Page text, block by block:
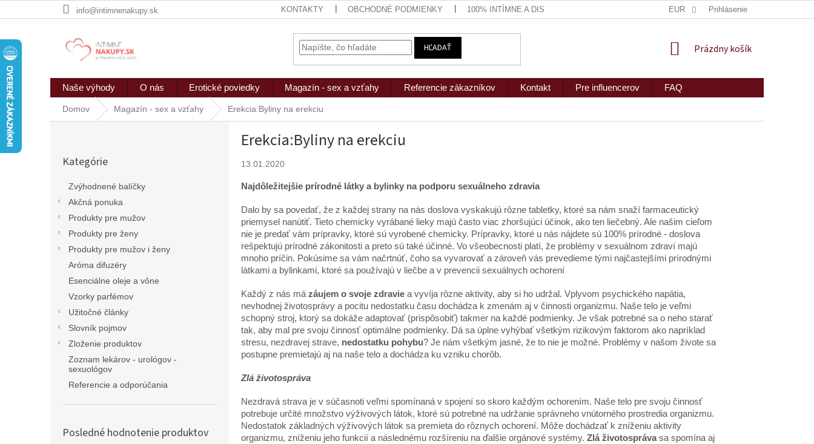
na
info@intimnenakupy.sk KONTAKTY OBCHODNÉ PODMIENKY 100% INTÍMNE A DISKRÉTNE ZASLANIE MAPA SERVERU 2PEOPLE S.R.O.
EUR Prihlásenie
HĽADAŤ
NÁKUPNÝ
Prázdny košík
Naše výhody O nás Erotické poviedky Magazín - sex a vzťahy Referencie zákazníkov Kontakt Pre influencerov FAQ
Domov Magazín - sex a vzťahy Erekcia:Byliny na erekciu
kategórie
Kategórie
Zvýhodnené balíčky
Akčná ponuka
Produkty pre mužov
Produkty pre ženy
Produkty pre mužov i ženy
Aróma difuzéry
Esenciálne oleje a vône
Vzorky parfémov
Užitočné články
Slovník pojmov
Zloženie produktov
Zoznam lekárov - urológov -
sexuológov
Referencie a odporúčania
Posledné hodnotenie produktov
Erekcia:Byliny na erekciu
13.01.2020
Najdôležitejšie prírodné látky a bylinky na podporu sexuálneho zdravia
Dalo by sa povedať, že z každej strany na nás doslova vyskakujú rôzne tabletky, ktoré sa nám snaží farmaceutický
priemysel nanútiť. Tieto chemicky vyrábané lieky majú často viac zhoršujúci účinok, ako ten liečebný. Ale našim cieľom
nie je predať vám prípravky, ktoré sú vyrobené chemicky. Prípravky, ktoré u nás nájdete sú 100% prírodné - doslova
rešpektujú prírodné zákonitosti a preto sú také účinné. Vo všeobecnosti platí, že problémy v sexuálnom zdraví majú
mnoho príčin. Pokúsime sa vám načrtnúť, čoho sa vyvarovať a zároveň vás prevedieme tými najčastejšími prírodnými
látkami a bylinkami, ktoré sa používajú v liečbe a v prevencii sexuálnych ochorení
Každý z nás má záujem o svoje zdravie a vyvíja rôzne aktivity, aby si ho udržal. Vplyvom psychického napätia,
nevhodnej životosprávy a pocitu nedostatku času dochádza k zmenám aj v činnosti organizmu. Naše telo je veľmi
schopný stroj, ktorý sa dokáže adaptovať (prispôsobiť) takmer na každé podmienky. Je však potrebné sa o neho starať
tak, aby mal pre svoju činnosť optimálne podmienky. Dá sa úplne vyhýbať všetkým rizikovým faktorom ako napríklad
stresu, nezdravej strave, nedostatku pohybu? Je nám všetkým jasné, že to nie je možné. Problémy v našom živote sa
postupne premietajú aj na naše telo a dochádza ku vzniku chorôb.
Zlá životospráva
Nezdravá strava je v súčasnoti veľmi spomínaná v spojení so skoro každým ochorením. Naše telo pre svoju činnosť
potrebuje určité množstvo výživových látok, ktoré sú potrebné na udržanie správneho vnútorného prostredia organizmu.
Nedostatok základných výživových látok sa premieta do rôznych ochorení. Môže dochádzať k zníženiu aktivity
organizmu, zníženiu jeho funkcií a následnému rozšíreniu na ďalšie orgánové systémy. Zlá životosprávasa spomína aj